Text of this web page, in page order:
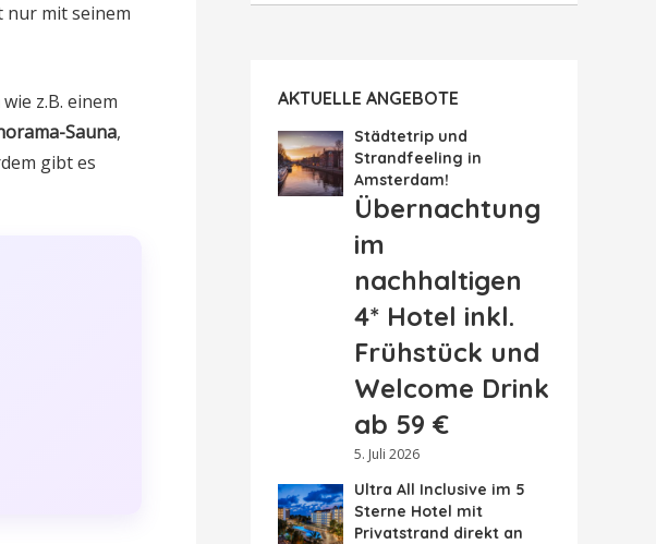
nur mit seinem
wie z.B. einem
Sauna,
gibt es
AKTUELLE ANGEBOTE
Städtetrip und
Strandfeeling in
Amsterdam!
Übernachtung
im
nachhaltigen
4* Hotel inkl.
Frühstück und
Welcome Drink
ab 59 €
5. Juli 2026
Ultra All Inclusive im 5
Sterne Hotel mit
Privatstrand direkt an